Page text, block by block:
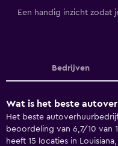
Een handig inzicht zodat
Bedrijven
Wat is het beste
Het beste
beoordeling van 6,7/10 van
heeft 15 locaties in